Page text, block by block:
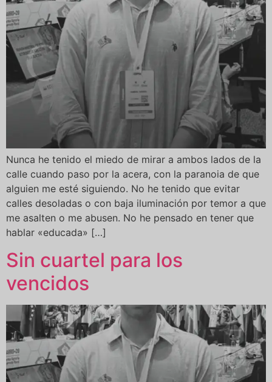
Nunca he tenido el miedo de mirar a ambos lados de la
calle cuando paso por la acera, con la paranoia de que
alguien me esté siguiendo. No he tenido que evitar
calles desoladas o con baja iluminación por temor a que
me asalten o me abusen. No he pensado en tener que
hablar «educada» […]
Sin cuartel para los
vencidos